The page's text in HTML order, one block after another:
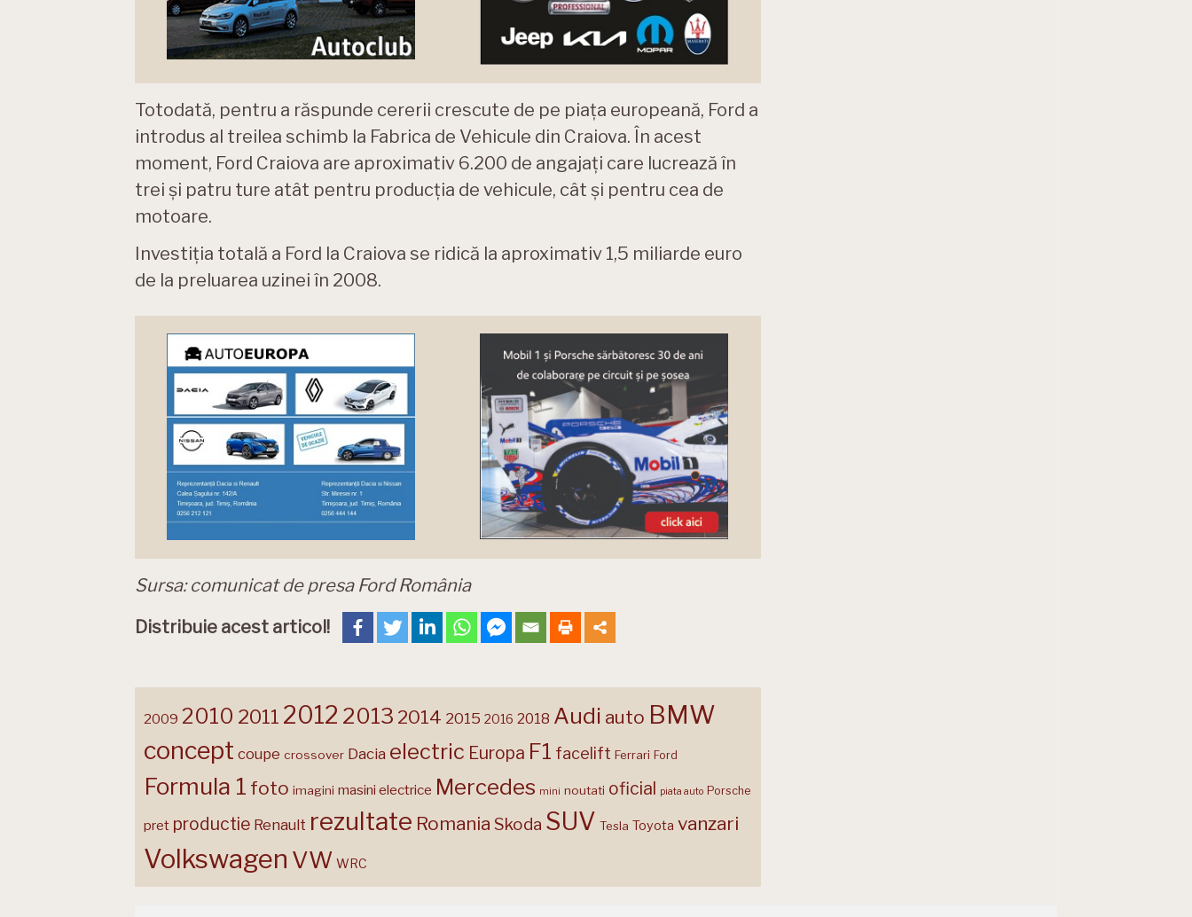
Totodată, pentru a răspunde cererii crescute de pe piața europeană, Ford a
introdus al treilea schimb la Fabrica de Vehicule din Craiova. În acest
moment, Ford Craiova are aproximativ 6.200 de angajați care lucrează în
trei și patru ture atât pentru producția de vehicule, cât și pentru cea de
motoare.
Investiția totală a Ford la Craiova se ridică la aproximativ 1,5 miliarde euro
de la preluarea uzinei în 2008.
Sursa: comunicat de presa Ford România
Distribuie acest articol!
2009 2010 2011 2012 2013 2014 2015 2016 2018 Audi auto BMW
concept coupe crossover Dacia electric Europa F1 facelift Ferrari Ford
Formula 1 foto imagini masini electrice Mercedes mini noutati oficial piata auto Porsche
pret productie Renault rezultate Romania Skoda SUV Tesla Toyota vanzari
Volkswagen VW WRC